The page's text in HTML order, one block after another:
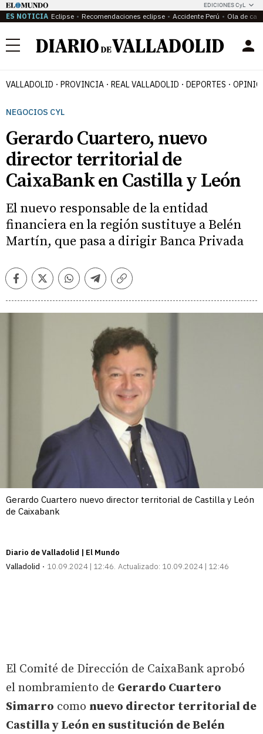
EDICIONES CyL
ES NOTICIA Eclipse Recomendaciones eclipse Accidente Perú Ola de
Menú
VALLADOLID PROVINCIA REAL VALLADOLID DEPORTES
NEGOCIOS CYL
Gerardo Cuartero, nuevo
director territorial de
CaixaBank en Castilla y León
El nuevo responsable de la entidad
financiera en la región sustituye a Belén
Martín, que pasa a dirigir Banca Privada
FacebookTwitterWhatsappTelegramCopiar
Gerardo Cuartero nuevo director territorial de Castilla y León
de Caixabank
Diario de Valladolid | El Mundo
Valladolid
10.09.2024 | 12:46 Actualizado: 10.09.2024 | 12:46
El Comité de Dirección de CaixaBank aprobó
el nombramiento de Gerardo Cuartero
Simarro como nuevo director territorial de
Castilla y León en sustitución de Belén